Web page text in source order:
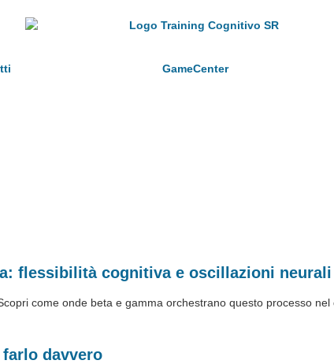
GameCenter
flessibilità cognitiva e oscillazioni neurali
come onde beta e gamma orchestrano questo processo nel
davvero